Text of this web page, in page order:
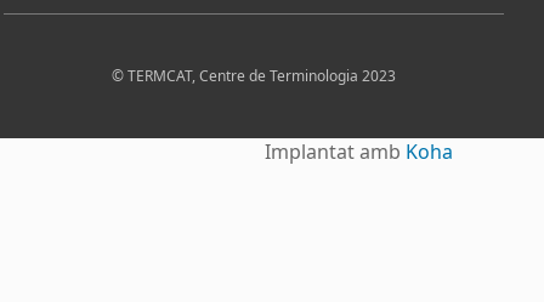
© TERMCAT, Centre de Terminologia 2023
Implantat amb Koha